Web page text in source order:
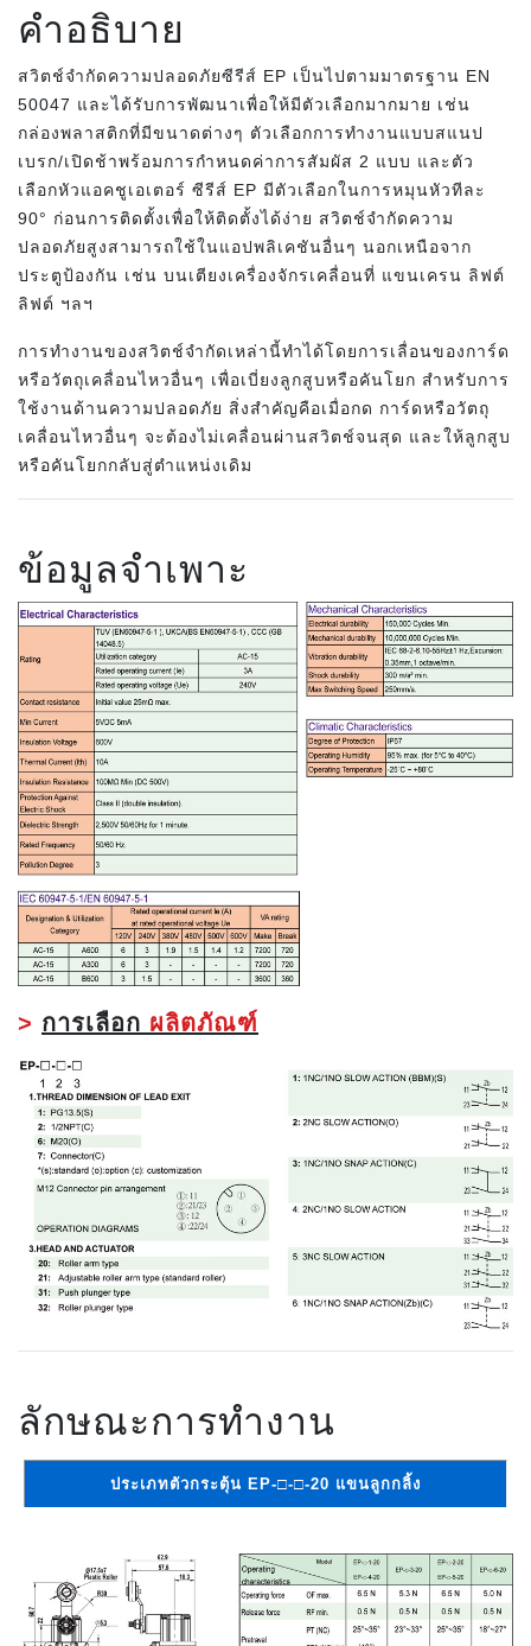
คำอธิบาย
สวิตช์จำกัดความปลอดภัยซีรีส์ EP เป็นไปตามมาตรฐาน EN
50047 และได้รับการพัฒนาเพื่อให้มีตัวเลือกมากมาย เช่น
กล่องพลาสติกที่มีขนาดต่างๆ ตัวเลือกการทำงานแบบสแนป
เบรก/เปิดช้าพร้อมการกำหนดค่าการสัมผัส 2 แบบ และตัว
เลือกหัวแอคชูเอเตอร์ ซีรีส์ EP มีตัวเลือกในการหมุนหัวทีละ
90° ก่อนการติดตั้งเพื่อให้ติดตั้งได้ง่าย สวิตช์จำกัดความ
ปลอดภัยสูงสามารถใช้ในแอปพลิเคชันอื่นๆ นอกเหนือจาก
ประตูป้องกัน เช่น บนเตียงเครื่องจักรเคลื่อนที่ แขนเครน ลิฟต์
ลิฟต์ ฯลฯ
การทำงานของสวิตช์จำกัดเหล่านี้ทำได้โดยการเลื่อนของการ์ด
หรือวัตถุเคลื่อนไหวอื่นๆ เพื่อเบี่ยงลูกสูบหรือคันโยก สำหรับการ
ใช้งานด้านความปลอดภัย สิ่งสำคัญคือเมื่อกด การ์ดหรือวัตถุ
เคลื่อนไหวอื่นๆ จะต้องไม่เคลื่อนผ่านสวิตช์จนสุด และให้ลูกสูบ
หรือคันโยกกลับสู่ตำแหน่งเดิม
ข้อมูลจำเพาะ
> การเลือก ผลิตภัณฑ์
ลักษณะการทำงาน
ประเภทตัวกระตุ้น EP-□-□-20 แขนลูกกลิ้ง